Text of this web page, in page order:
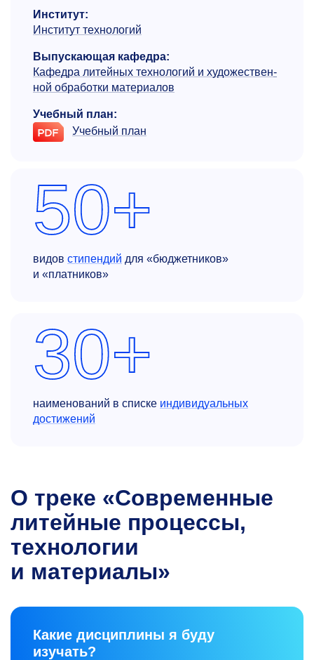
Институт:
Институт технологий
Выпускающая кафедра:
Кафедра литейных технологий и художествен­
ной обработки материалов
Учебный план:
Учебный план
50+
видов стипендий для «бюджетников»
и «платников»
30+
наименований в списке индивидуальных
достижений
О треке «Современные
литейные процессы,
технологии
и материалы»
Какие дисциплины я буду
изучать?